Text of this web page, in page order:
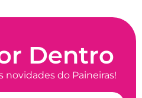
Dentro
novidades do Paineiras!